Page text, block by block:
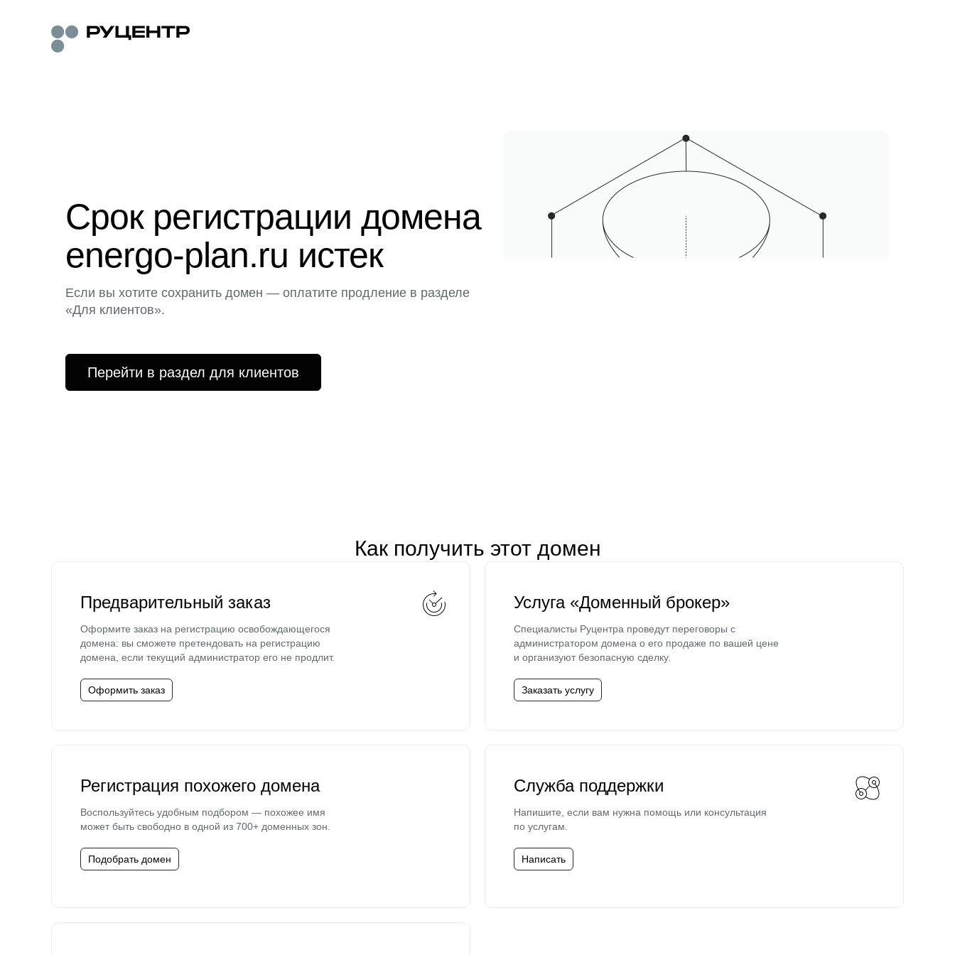
Срок регистрации домена
energo-plan.ru истек
Если вы хотите сохранить домен — оплатите продление в разделе
«Для клиентов».
Перейти в раздел для клиентов
Как получить этот домен
Предварительный заказ
Оформите заказ на регистрацию освобождающегося
домена: вы сможете претендовать на регистрацию
домена, если текущий администратор его не продлит.
Оформить заказ
Услуга «Доменный брокер»
Специалисты Руцентра проведут переговоры с
администратором домена о его продаже по вашей цене
и организуют безопасную сделку.
Заказать услугу
Регистрация похожего домена
Воспользуйтесь удобным подбором — похожее имя
может быть свободно в одной из 700+ доменных зон.
Подобрать домен
Служба поддержки
Напишите, если вам нужна помощь или консультация
по услугам.
Написать